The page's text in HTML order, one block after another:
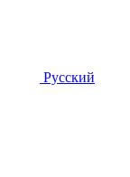
Русский